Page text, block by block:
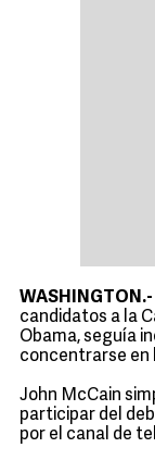
WASHINGTON.-
candidatos a la
Obama, seguía
concentrarse en
John McCain
participar del
por el canal de